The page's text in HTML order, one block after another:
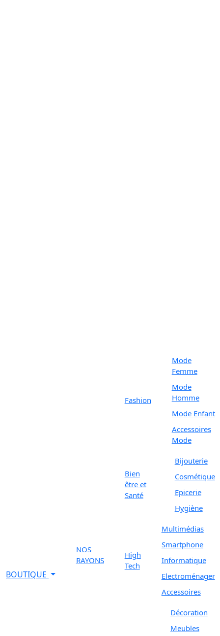
BOUTIQUE
NOS
RAYONS
Fashion
Mode
Femme
Mode
Homme
Mode Enfant
Accessoires
Mode
Bien
être et
Santé
Bijouterie
Cosmétique
Epicerie
Hygiène
High
Tech
Multimédias
Smartphone
Informatique
Electroménager
Accessoires
Décoration
Meubles